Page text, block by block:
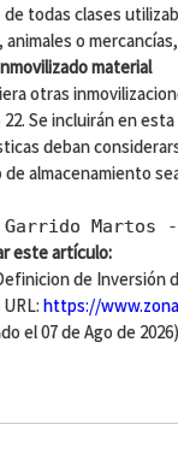
de todas clases
animales o
material
otras
Se incluirán en
deban
de almacenamiento
Martos
este artículo:
de Inversión
https://
el 07 de Ago de 2026)